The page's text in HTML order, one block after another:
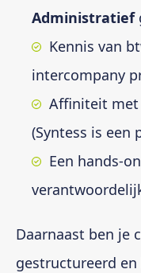
Administratief
Kennis van
intercompany
Affiniteit met
(Syntess is een
Een hands-
Daarnaast ben je
gestructureerd